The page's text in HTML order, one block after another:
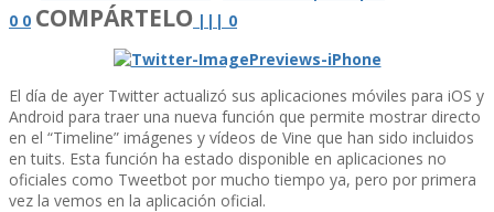
0 0 COMPÁRTELO | | | 0
El dí­a de ayer Twitter actualizó sus aplicaciones móviles para iOS y
Android para traer una nueva función que permite mostrar directo
en el “Timeline” imágenes y ví­deos de Vine que han sido incluidos
en tuits. Esta función ha estado disponible en aplicaciones no
oficiales como Tweetbot por mucho tiempo ya, pero por primera
vez la vemos en la aplicación oficial.